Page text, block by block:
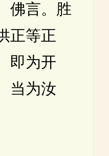
佛言。胜
正等正
即为开
当为汝